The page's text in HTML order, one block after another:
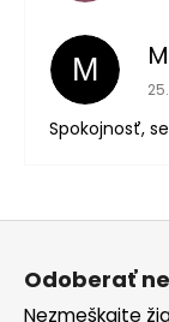
M
Spokojnosť,
Z
Odoberať
Nezmeškajte